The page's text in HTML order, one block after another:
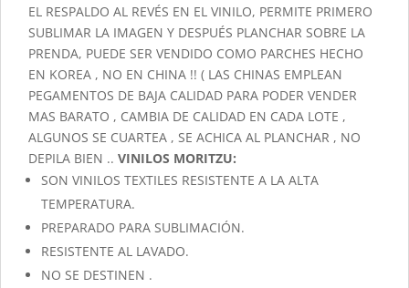
EL RESPALDO AL REVÉS EN EL VINILO, PERMITE PRIMERO
SUBLIMAR LA IMAGEN Y DESPUÉS PLANCHAR SOBRE LA
PRENDA, PUEDE SER VENDIDO COMO PARCHES HECHO
EN KOREA , NO EN CHINA !! ( LAS CHINAS EMPLEAN
PEGAMENTOS DE BAJA CALIDAD PARA PODER VENDER
MAS BARATO , CAMBIA DE CALIDAD EN CADA LOTE ,
ALGUNOS SE CUARTEA , SE ACHICA AL PLANCHAR , NO
DEPILA BIEN .. VINILOS MORITZU:
SON VINILOS TEXTILES RESISTENTE A LA ALTA
TEMPERATURA.
PREPARADO PARA SUBLIMACIÓN.
RESISTENTE AL LAVADO.
NO SE DESTINEN .